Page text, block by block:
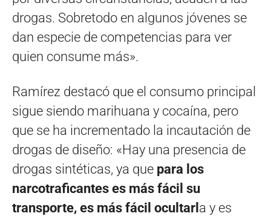
drogas. Sobretodo en algunos jóvenes se
dan especie de competencias para ver
quien consume más».
Ramírez destacó que el consumo principal
sigue siendo marihuana y cocaína, pero
que se ha incrementado la incautación de
drogas de diseño: «Hay una presencia de
drogas sintéticas, ya que para los
narcotraficantes es más fácil su
transporte, es más fácil ocultarl a y es